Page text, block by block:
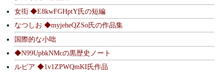
女衒 ◆E8kwFGHptY氏の短編
なつしお ◆myjeheQZSo氏の作品集
国際的な小咄
◆N99UpbkNMcの黒歴史ノート
ルピア ◆1v1ZPWQmKI氏作品